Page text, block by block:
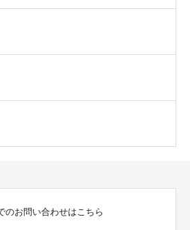
のお問い合わせはこちら